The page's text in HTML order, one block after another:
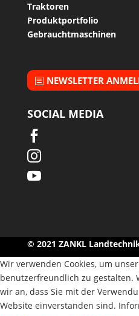
Traktoren
Produktportfolio
Gebrauchtmaschinen
NEWSLETTER
SOCIAL MEDIA



© 2021 ZANKL
Wir verwenden Cookies, um
benutzerfreundlich zu gestalten.
wir an, dass Sie mit der
Website einverstanden sind.